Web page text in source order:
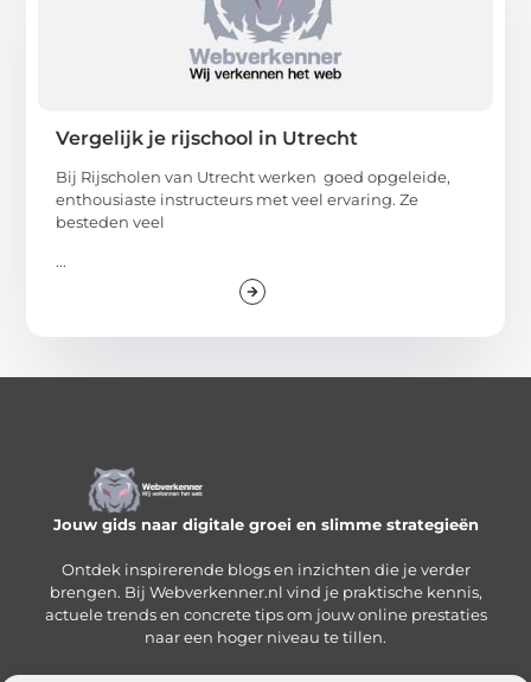
Vergelijk je rijschool in Utrecht
Bij Rijscholen van Utrecht werken goed opgeleide,
enthousiaste instructeurs met veel ervaring. Ze
besteden veel
...
Jouw gids naar digitale groei en slimme strategieën
Ontdek inspirerende blogs en inzichten die je verder
brengen. Bij Webverkenner.nl vind je praktische kennis,
actuele trends en concrete tips om jouw online prestaties
naar een hoger niveau te tillen.